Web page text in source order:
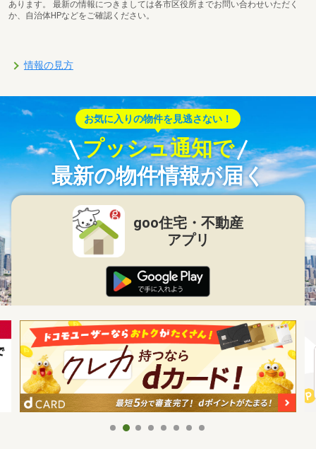
あります。 最新の情報につきましては各市区役所までお問い合わせいただく
か、自治体HPなどをご確認ください。
情報の見方
お気に入りの物件を見逃さない！
プッシュ通知で
最新の物件情報が届く
goo住宅・不動産
アプリ